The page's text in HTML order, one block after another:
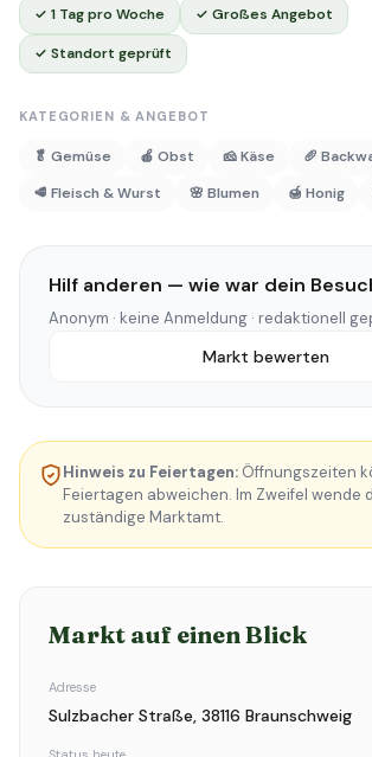
✓ 1 Tag pro Woche ✓ Großes Angebot
✓ Standort geprüft
KATEGORIEN & ANGEBOT
🥬 Gemüse 🍎 Obst 🧀 Käse
🥖
🥩 Fleisch & Wurst
🌸 Blumen 🍯 Honig
Hilf anderen — wie war dein
Anonym · keine Anmeldung · redaktionell
Markt bewerten
Hinweis zu Feiertagen: Öffnungszeiten
Feiertagen abweichen. Im Zweifel wende
zuständige Marktamt.
Markt auf einen Blick
Adresse
Sulzbacher Straße, 38116 Braunschweig